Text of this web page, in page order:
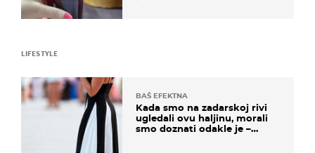
LIFESTYLE
BAŠ EFEKTNA
Kada smo na zadarskoj rivi
ugledali ovu haljinu, morali
smo doznati odakle je –